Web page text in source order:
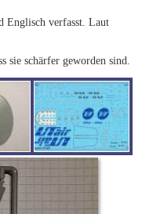
Englisch verfasst. Laut
sie schärfer geworden sind.